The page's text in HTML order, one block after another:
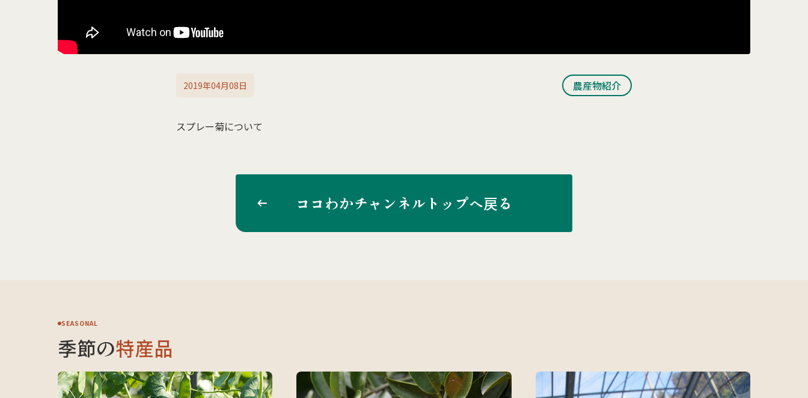
2019年04月08日 農産物紹介
スプレー菊について
ココわかチャンネルトップへ戻る
SEASONAL
季節の特産品